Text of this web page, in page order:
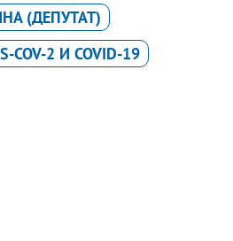
(ДЕПУТАТ)
2 И COVID-19